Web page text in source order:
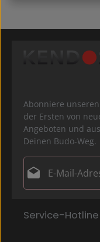
Abonniere
der Ersten von
Angeboten und
Deinen Budo-Weg.
E-Mail-Adresse*
Ich habe die
Die mit einem
Service-Hotline